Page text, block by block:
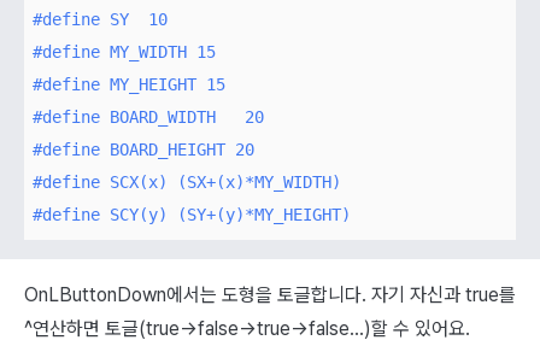
#define SY  10
#define MY_WIDTH 15
#define MY_HEIGHT 15
#define BOARD_WIDTH   20
#define BOARD_HEIGHT 20
#define SCX(x) (SX+(x)*MY_WIDTH)
#define SCY(y) (SY+(y)*MY_HEIGHT)
OnLButtonDown에서는 도형을 토글합니다. 자기 자신과 true를
^연산하면 토글(true->false->true->false…)할 수 있어요.